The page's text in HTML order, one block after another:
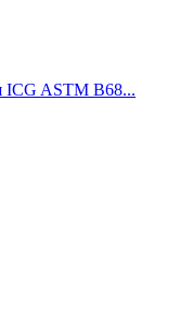
ICG ASTM B68...